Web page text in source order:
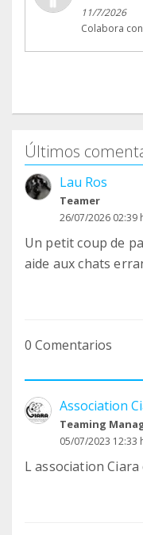
11/7/2026
Colabora con
Últimos
Lau Ros
Teamer
26/07/2026 02:39
Un petit coup de
aide aux chats
0 Comentarios
Association
Teaming
05/07/2023 12:33
L association